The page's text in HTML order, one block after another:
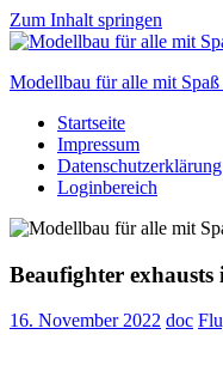
Zum Inhalt springen
Modellbau für alle mit
Scale
modelling
to
Startseite
Impressum
Datenschutzerklärung
Loginbereich
Beaufighter
16. November 2022 doc